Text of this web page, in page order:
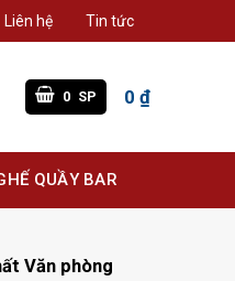
Liên hệ Tin tức
0 SP 0 ₫
QUẦY BAR
Văn phòng